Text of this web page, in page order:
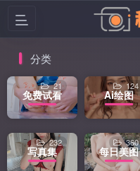
分类
免费试看
21
Ai绘图
124
写真集
232
每日美图
360